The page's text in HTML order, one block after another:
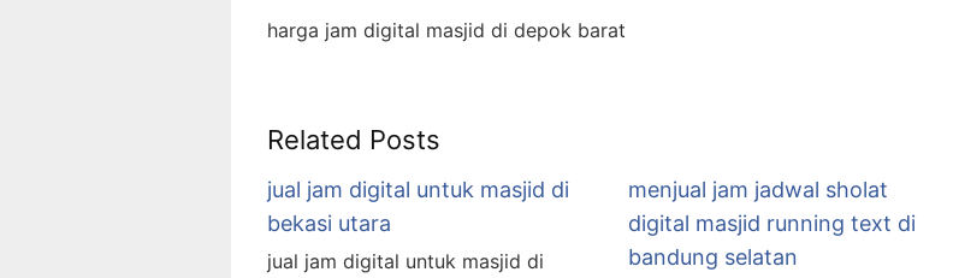
harga jam digital masjid di depok barat
Related Posts
jual jam digital untuk masjid di
bekasi utara
jual jam digital untuk masjid di
menjual jam jadwal sholat
digital masjid running text di
bandung selatan